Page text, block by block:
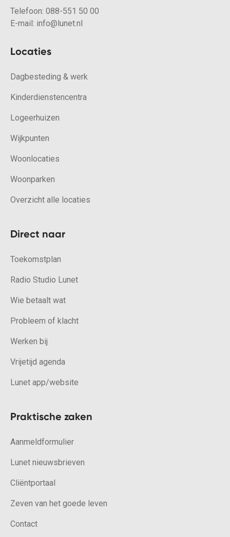
Telefoon: 088-551 50 00
E-mail: info@lunet.nl
Locaties
Dagbesteding & werk
Kinderdienstencentra
Logeerhuizen
Wijkpunten
Woonlocaties
Woonparken
Overzicht alle locaties
Direct naar
Toekomstplan
Radio Studio Lunet
Wie betaalt wat
Probleem of klacht
Werken bij
Vrijetijd agenda
Lunet app/website
Praktische zaken
Aanmeldformulier
Lunet nieuwsbrieven
Cliëntportaal
Zeven van het goede leven
Contact